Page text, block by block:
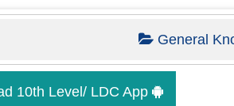
General
10th Level/ LDC App